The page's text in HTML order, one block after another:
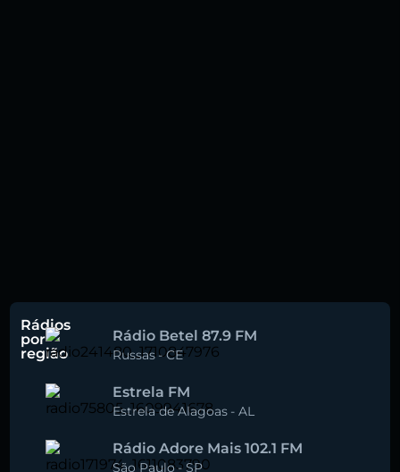
Rádios
por
região
Rádio Betel 87.9 FM
Russas -CE
Estrela FM
Estrela de Alagoas - AL
Rádio Adore Mais 102.1 FM
São Paulo-SP